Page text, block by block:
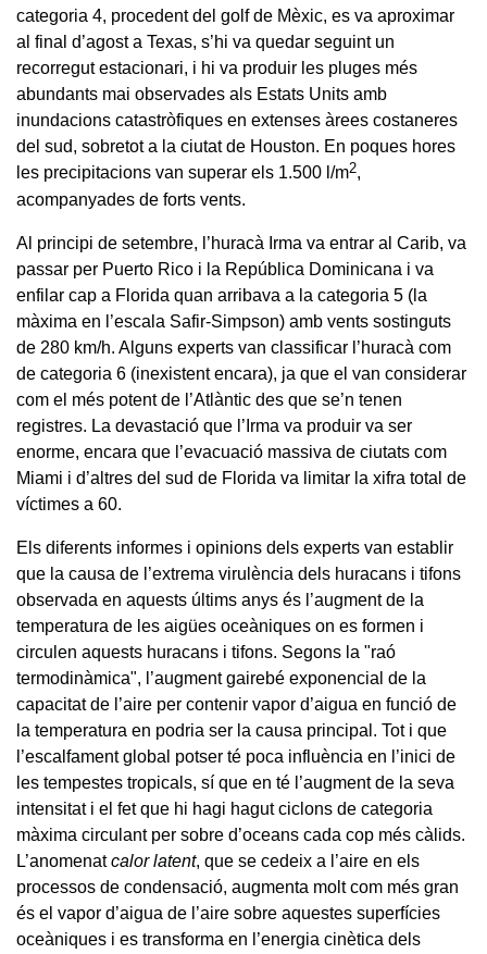
categoria 4, procedent del golf de Mèxic, es va aproximar
al final d’agost a Texas, s’hi va quedar seguint un
recorregut estacionari, i hi va produir les pluges més
abundants mai observades als Estats Units amb
inundacions catastròfiques en extenses àrees costaneres
del sud, sobretot a la ciutat de Houston. En poques hores
les precipitacions van superar els 1.500 l/m2,
acompanyades de forts vents.
Al principi de setembre, l’huracà Irma va entrar al Carib, va
passar per Puerto Rico i la República Dominicana i va
enfilar cap a Florida quan arribava a la categoria 5 (la
màxima en l’escala Safir-Simpson) amb vents sostinguts
de 280 km/h. Alguns experts van classificar l’huracà com
de categoria 6 (inexistent encara), ja que el van considerar
com el més potent de l’Atlàntic des que se’n tenen
registres. La devastació que l’Irma va produir va ser
enorme, encara que l’evacuació massiva de ciutats com
Miami i d’altres del sud de Florida va limitar la xifra total de
víctimes a 60.
Els diferents informes i opinions dels experts van establir
que la causa de l’extrema virulència dels huracans i tifons
observada en aquests últims anys és l’augment de la
temperatura de les aigües oceàniques on es formen i
circulen aquests huracans i tifons. Segons la "raó
termodinàmica", l’augment gairebé exponencial de la
capacitat de l’aire per contenir vapor d’aigua en funció de
la temperatura en podria ser la causa principal. Tot i que
l’escalfament global potser té poca influència en l’inici de
les tempestes tropicals, sí que en té l’augment de la seva
intensitat i el fet que hi hagi hagut ciclons de categoria
màxima circulant per sobre d’oceans cada cop més càlids.
L’anomenatcalor latent, que se cedeix a l’aire en els
processos de condensació, augmenta molt com més gran
és el vapor d’aigua de l’aire sobre aquestes superfícies
oceàniques i es transforma en l’energia cinètica dels